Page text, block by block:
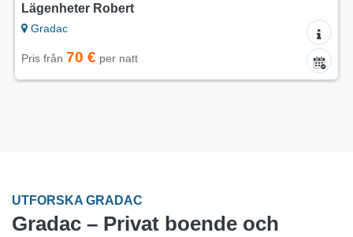
Lägenheter Nina
Gradac
Pris på förfrågan
UTFORSKA GRADAC
Gradac – Privat boende och